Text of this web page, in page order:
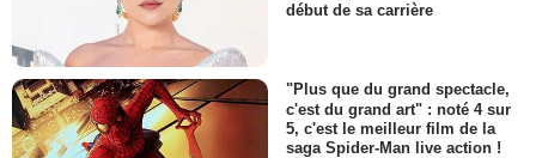
début de sa carrière
"Plus que du grand spectacle,
c'est du grand art" : noté 4 sur
5, c'est le meilleur film de la
saga Spider-Man live action !